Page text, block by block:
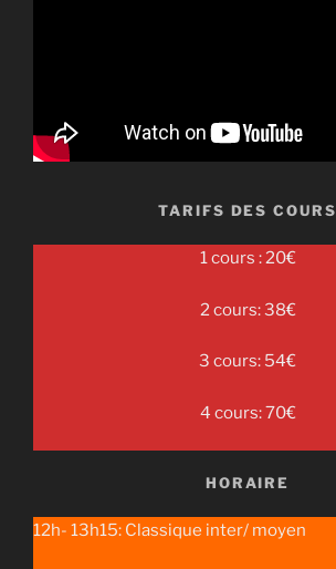
TARIFS DES COURS
1 cours : 20€
2 cours: 38€
3 cours: 54€
4 cours: 70€
HORAIRE
12h- 13h15: Classique inter/ moyen